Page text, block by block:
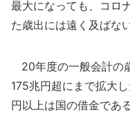
最大になっても、コロ
た歳出には遠く及ばない
20年度の一般会計の
175兆円超にまで拡大
円以上は国の借金であ